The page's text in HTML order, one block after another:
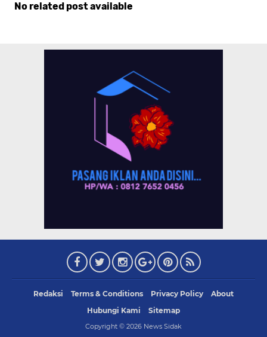
No related post available
Redaksi Terms & Conditions Privacy Policy
About
Hubungi Kami
Sitemap
Copyright © 2026 News Sidak